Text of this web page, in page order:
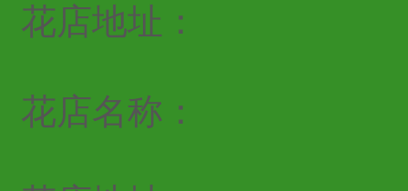
花店地址：
花店名称：